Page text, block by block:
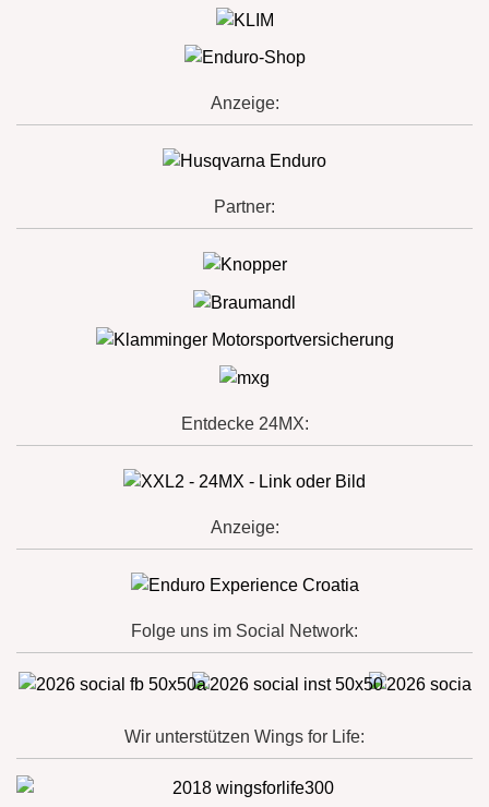
Anzeige:
Partner:
Entdecke 24MX:
Anzeige:
Folge uns im Social Network:
Wir unterstützen Wings for Life: